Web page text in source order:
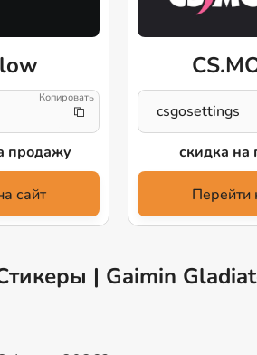
продажу
сайт
csgosettings
скидка на
Перейти
| Gaimin